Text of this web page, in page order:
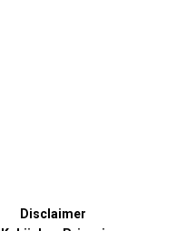
Disclaimer